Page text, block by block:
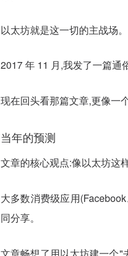
以太坊就是这一切的主战场。
2017 年 11 月,我发了一篇通
现在回头看那篇文章,更像一
当年的预测
文章的核心观点:像以太坊这
大多数消费级应用
同分享。
文章畅想了用以太坊建一个"